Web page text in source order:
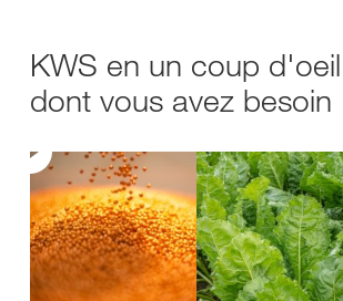
KWS en un coup
dont vous avez besoin